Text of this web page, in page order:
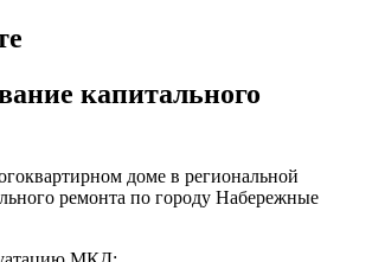
капитального
доме в региональной
ремонта по городу Набережные